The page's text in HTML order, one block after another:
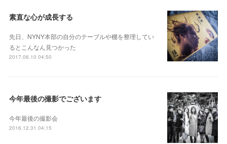
素直な心が成長する
先日、NYNY本部の自分のテーブルや棚を整理してい
るとこんなん見つかった
2017.06.10 04:50
今年最後の撮影でございます
今年最後の撮影会
2016.12.31 04:15